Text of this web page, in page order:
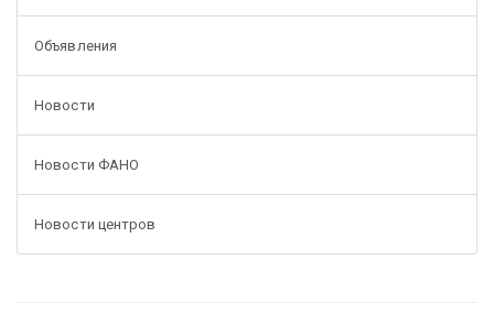
Объявления
Новости
Новости ФАНО
Новости центров